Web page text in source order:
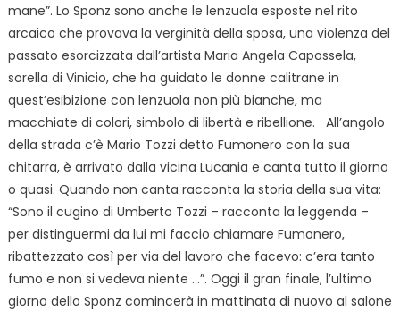
mane”. Lo Sponz sono anche le lenzuola esposte nel rito
arcaico che provava la verginità della sposa, una violenza del
passato esorcizzata dall’artista Maria Angela Capossela,
sorella di Vinicio, che ha guidato le donne calitrane in
quest’esibizione con lenzuola non più bianche, ma
macchiate di colori, simbolo di libertà e ribellione. All’angolo
della strada c’è Mario Tozzi detto Fumonero con la sua
chitarra, è arrivato dalla vicina Lucania e canta tutto il giorno
o quasi. Quando non canta racconta la storia della sua vita:
“Sono il cugino di Umberto Tozzi – racconta la leggenda –
per distinguermi da lui mi faccio chiamare Fumonero,
ribattezzato così per via del lavoro che facevo: c’era tanto
fumo e non si vedeva niente …”. Oggi il gran finale, l’ultimo
giorno dello Sponz comincerà in mattinata di nuovo al salone